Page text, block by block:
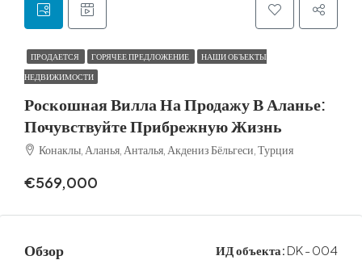
ПРОДАЕТСЯ ГОРЯЧЕЕ ПРЕДЛОЖЕНИЕ НАШИ ОБЪЕКТЫ
НЕДВИЖИМОСТИ
Роскошная Вилла На Продажу В Аланье:
Почувствуйте Прибрежную Жизнь
Конаклы, Аланья, Анталья, Акдениз Бёльгеси, Турция
€569,000
Обзор ИД объекта: DK - 004